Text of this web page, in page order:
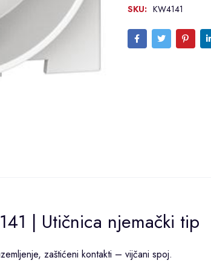
SKU: KW4141
| Utičnica njemački tip
zaštićeni kontakti – vijčani spoj.